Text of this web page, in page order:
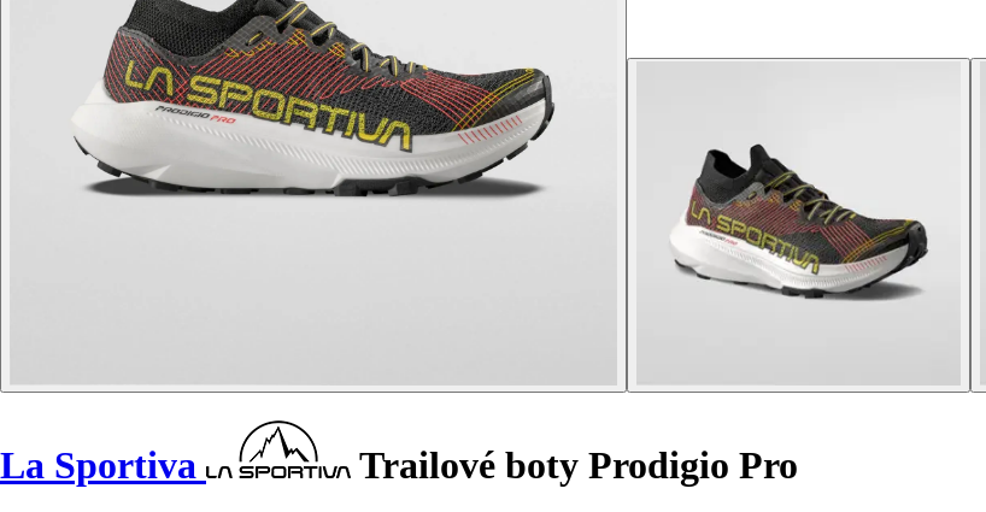
La Sportiva Trailové boty Prodigio Pro